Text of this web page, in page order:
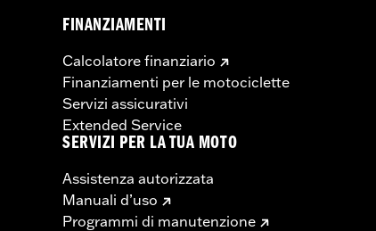
FINANZIAMENTI
Calcolatore finanziario
Finanziamenti per le motociclette
Servizi assicurativi
Extended Service
SERVIZI PER LA TUA MOTO
Assistenza autorizzata
Manuali d’uso
Programmi di manutenzione